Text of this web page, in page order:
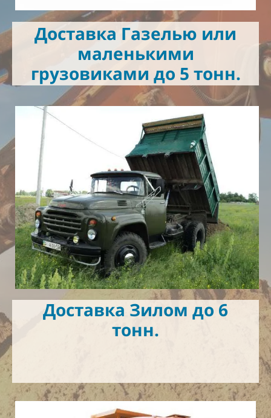
Доставка Газелью или
маленькими
грузовиками до 5 тонн.
Доставка Зилом до 6
тонн.